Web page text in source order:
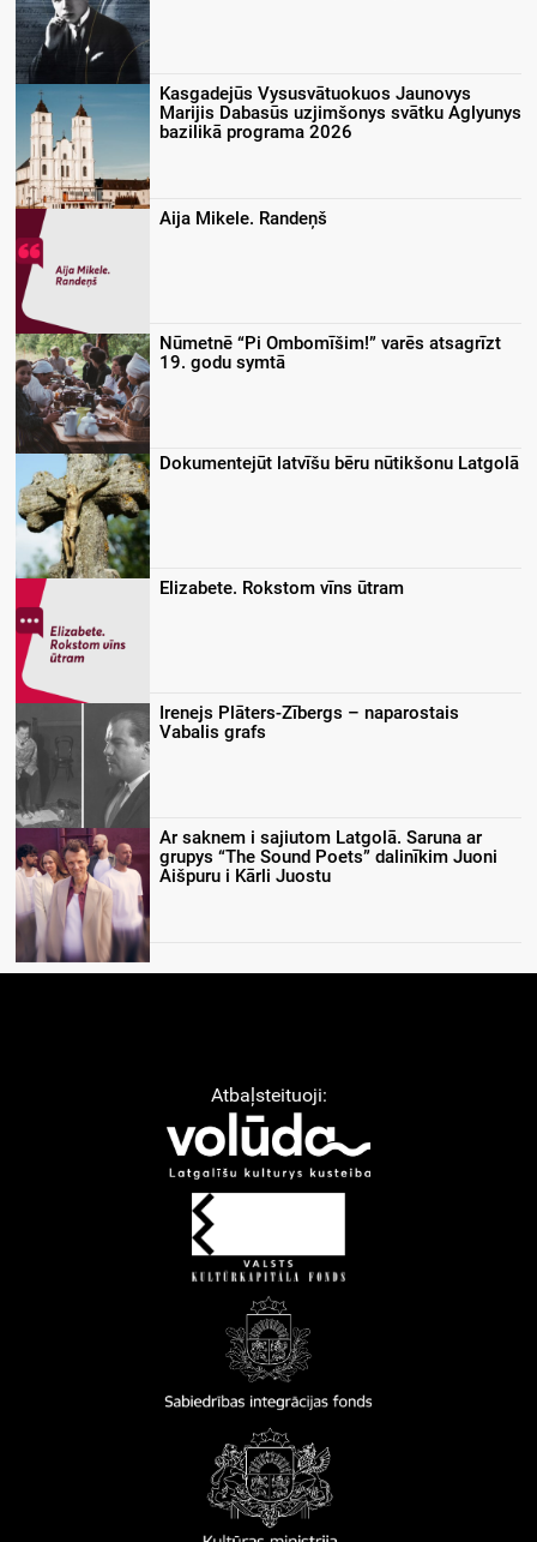
Kasgadejūs Vysusvātuokuos Jaunovys
Marijis Dabasūs uzjimšonys svātku Aglyunys
bazilikā programa 2026
Aija Mikele. Randeņš
Nūmetnē “Pi Ombomīšim!” varēs atsagrīzt
19. godu symtā
Dokumentejūt latvīšu bēru nūtikšonu Latgolā
Elizabete. Rokstom vīns ūtram
Irenejs Plāters-Zībergs – naparostais
Vabalis grafs
Ar saknem i sajiutom Latgolā. Saruna ar
grupys “The Sound Poets” dalinīkim Juoni
Aišpuru i Kārli Juostu
Atbaļsteituoji: